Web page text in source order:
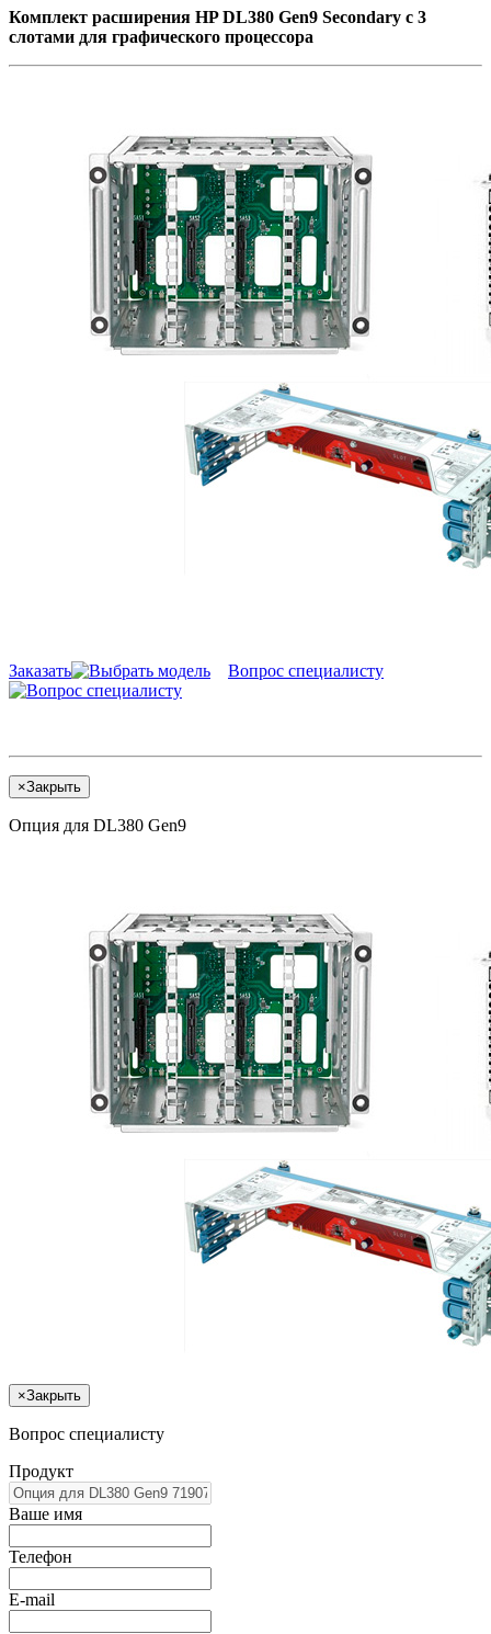
Комплект расширения HP DL380 Gen9 Secondary с 3
слотами для графического процессора
Заказать Вопрос специалисту
×Закрыть
Опция для DL380 Gen9
×Закрыть
Вопрос специалисту
Продукт
Ваше имя
Телефон
E-mail